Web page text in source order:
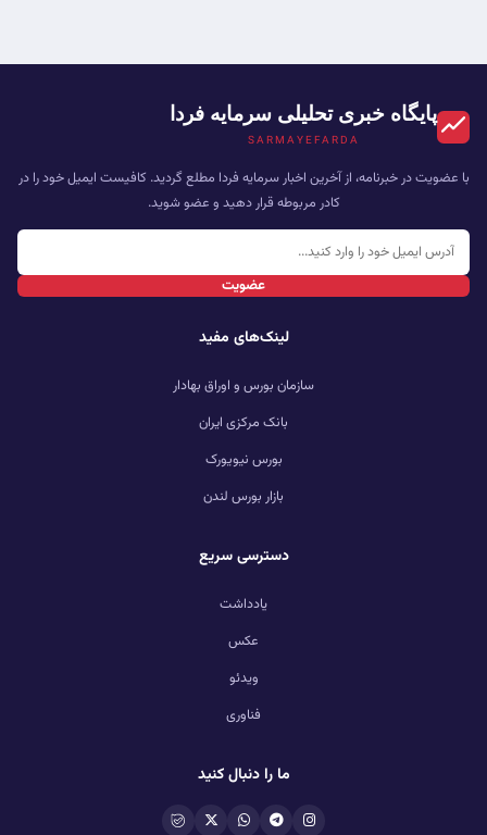
پایگاه خبری تحلیلی سرمایه فردا
SARMAYEFARDA
با عضویت در خبرنامه، از آخرین اخبار سرمایه فردا مطلع گردید. کافیست ایمیل خود را در
کادر مربوطه قرار دهید و عضو شوید.
عضویت
لینک‌های مفید
سازمان بورس و اوراق بهادار
بانک مرکزی ایران
بورس نیویورک
بازار بورس لندن
دسترسی سریع
یادداشت
عکس
ویدئو
فناوری
ما را دنبال کنید